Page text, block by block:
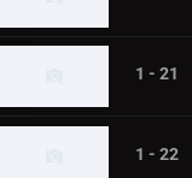
1 - 21
1 - 22